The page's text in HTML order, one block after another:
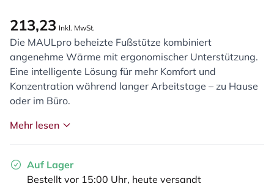
213,23 Inkl. MwSt.
Die MAULpro beheizte Fußstütze kombiniert
angenehme Wärme mit ergonomischer Unterstützung.
Eine intelligente Lösung für mehr Komfort und
Konzentration während langer Arbeitstage – zu Hause
oder im Büro.
Mehr lesen
Auf Lager
Bestellt vor 15:00 Uhr, heute versandt